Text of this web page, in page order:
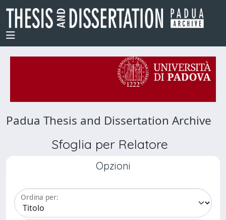
Padua Thesis and Dissertation Archive
Sfoglia per Relatore
Opzioni
Ordina per: